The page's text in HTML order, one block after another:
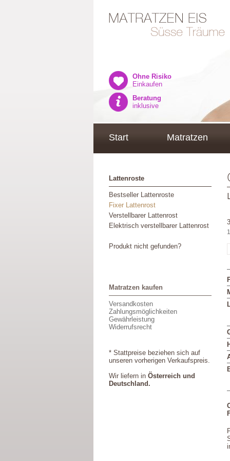
Ohne Risiko
Einkaufen
Beratung
inklusive
Start Matratzen
Lattenroste
Bestseller Lattenroste
Fixer Lattenrost
Verstellbarer Lattenrost
Elektrisch verstellbarer Lattenrost
Produkt nicht gefunden?
Matratzen kaufen
Versandkosten
Zahlungsmöglichkeiten
Gewährleistung
Widerrufsrecht
* Stattpreise beziehen sich auf
unseren vorherigen Verkaufspreis.
Wir liefern in Österreich und
Deutschland.